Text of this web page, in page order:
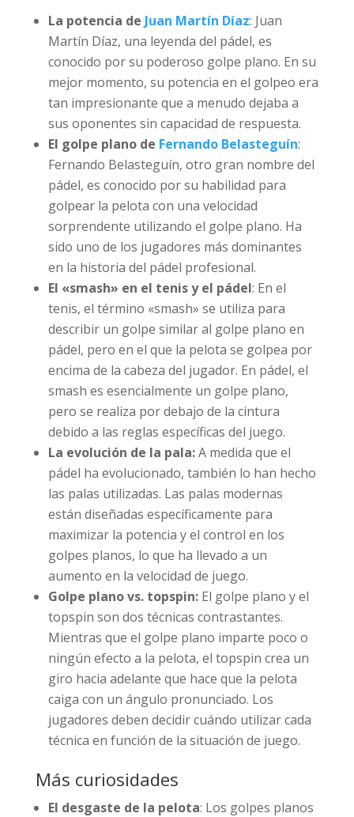
La potencia de Juan Martín Díaz: Juan
Martín Díaz, una leyenda del pádel, es
conocido por su poderoso golpe plano. En su
mejor momento, su potencia en el golpeo era
tan impresionante que a menudo dejaba a
sus oponentes sin capacidad de respuesta.
El golpe plano de Fernando Belasteguín:
Fernando Belasteguín, otro gran nombre del
pádel, es conocido por su habilidad para
golpear la pelota con una velocidad
sorprendente utilizando el golpe plano. Ha
sido uno de los jugadores más dominantes
en la historia del pádel profesional.
El «smash» en el tenis y el pádel: En el
tenis, el término «smash» se utiliza para
describir un golpe similar al golpe plano en
pádel, pero en el que la pelota se golpea por
encima de la cabeza del jugador. En pádel, el
smash es esencialmente un golpe plano,
pero se realiza por debajo de la cintura
debido a las reglas específicas del juego.
La evolución de la pala:A medida que el
pádel ha evolucionado, también lo han hecho
las palas utilizadas. Las palas modernas
están diseñadas específicamente para
maximizar la potencia y el control en los
golpes planos, lo que ha llevado a un
aumento en la velocidad de juego.
Golpe plano vs. topspin:El golpe plano y el
topspin son dos técnicas contrastantes.
Mientras que el golpe plano imparte poco o
ningún efecto a la pelota, el topspin crea un
giro hacia adelante que hace que la pelota
caiga con un ángulo pronunciado. Los
jugadores deben decidir cuándo utilizar cada
técnica en función de la situación de juego.
Más curiosidades
El desgaste de la pelota: Los golpes planos